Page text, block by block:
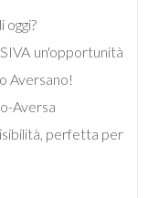
un'opportunità
Aversano!
Aversa
perfetta per